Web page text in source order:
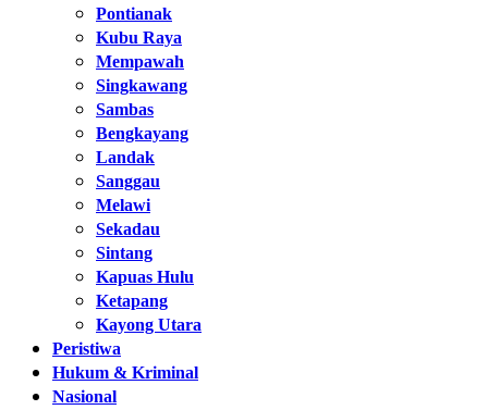
Pontianak
Kubu Raya
Mempawah
Singkawang
Sambas
Bengkayang
Landak
Sanggau
Melawi
Sekadau
Sintang
Kapuas Hulu
Ketapang
Kayong Utara
Peristiwa
Hukum & Kriminal
Nasional